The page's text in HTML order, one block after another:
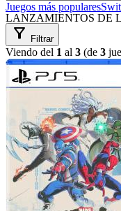
Juegos más populares
LANZAMIENTOS DE
filter_alt Filtrar
Viendo del 1 al 3 (de 3